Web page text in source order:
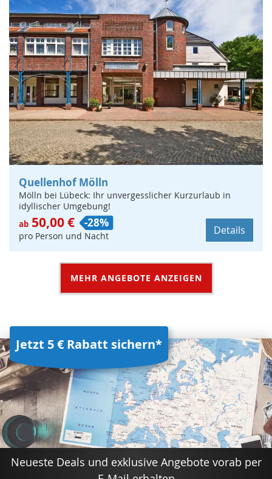
Quellenhof Mölln
Mölln bei Lübeck: Ihr unvergesslicher Kurzurlaub in
idyllischer Umgebung!
ab 50,00 € -28%
pro Person und Nacht Details
MEHR ANGEBOTE ANZEIGEN
Jetzt 5 € Rabatt sichern*
Neueste Deals und exklusive Angebote vorab per